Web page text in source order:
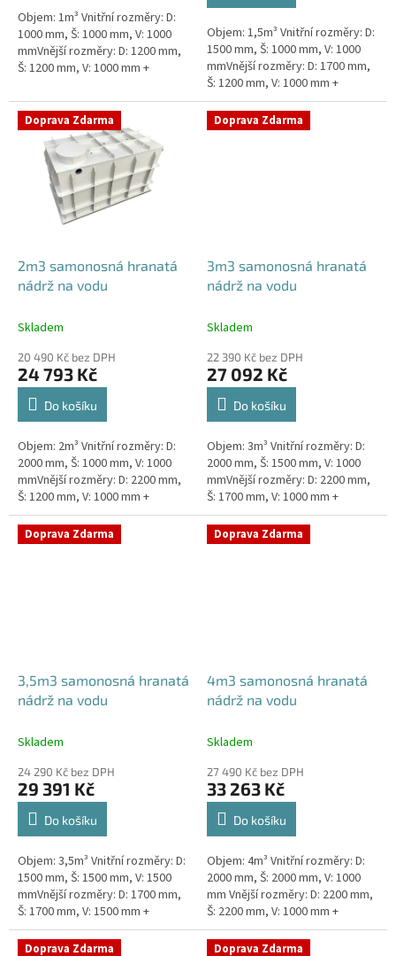
hvězdiček.
Objem: 1m³ Vnitřní rozměry: D:
1000 mm, Š: 1000 mm, V: 1000
mmVnější rozměry: D: 1200 mm,
Š: 1200 mm, V: 1000 mm +
NÁDRŽE - VNĚJŠÍ VYSTUŽENÍ. NA
PŘÁNÍ...
Objem: 1,5m³ Vnitřní rozměry: D:
1500 mm, Š: 1000 mm, V: 1000
mmVnější rozměry: D: 1700 mm,
Š: 1200 mm, V: 1000 mm +
komínek ZÁKLADNÍ VARIANTA
NÁDRŽE - VNĚJŠÍ VYSTUŽENÍ.
NA...
Doprava Zdarma
2m3 samonosná hranatá
nádrž na vodu
Skladem
20 490 Kč bez DPH
24 793 Kč
Do košíku
Objem: 2m³ Vnitřní rozměry: D:
2000 mm, Š: 1000 mm, V: 1000
mmVnější rozměry: D: 2200 mm,
Š: 1200 mm, V: 1000 mm +
komínek ZÁKLADNÍ VARIANTA
NÁDRŽE - VNĚJŠÍ VYSTUŽENÍ. NA
PŘÁNÍ...
Doprava Zdarma
3m3 samonosná hranatá
nádrž na vodu
Skladem
22 390 Kč bez DPH
27 092 Kč
Do košíku
Objem: 3m³ Vnitřní rozměry: D:
2000 mm, Š: 1500 mm, V: 1000
mmVnější rozměry: D: 2200 mm,
Š: 1700 mm, V: 1000 mm +
komínek ZÁKLADNÍ VARIANTA
NÁDRŽE - VNĚJŠÍ VYSTUŽENÍ. NA
PŘÁNÍ...
Doprava Zdarma
3,5m3 samonosná hranatá
nádrž na vodu
Skladem
24 290 Kč bez DPH
29 391 Kč
Do košíku
Objem: 3,5m³ Vnitřní rozměry: D:
1500 mm, Š: 1500 mm, V: 1500
mmVnější rozměry: D: 1700 mm,
Š: 1700 mm, V: 1500 mm +
komínek ZÁKLADNÍ VARIANTA
NÁDRŽE - VNĚJŠÍ VYSTUŽENÍ.
Doprava Zdarma
4m3 samonosná hranatá
nádrž na vodu
Skladem
27 490 Kč bez DPH
33 263 Kč
Do košíku
Objem: 4m³ Vnitřní rozměry: D:
2000 mm, Š: 2000 mm, V: 1000
mm Vnější rozměry: D: 2200 mm,
Š: 2200 mm, V: 1000 mm +
komínek ZÁKLADNÍ VARIANTA
NÁDRŽE - VNĚJŠÍ VYSTUŽENÍ. NA
Doprava Zdarma Doprava Zdarma